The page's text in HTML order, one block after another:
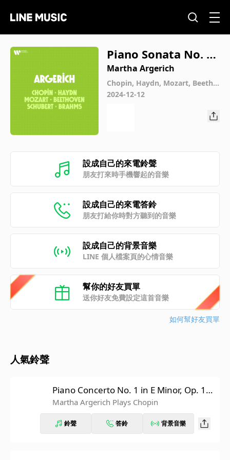
Piano Sonata No. 16
in C Major, K. 545 "S
emplice": I. Allegro
(Arr. Grieg for Two
Martha Argerich
Chopin, Haydn, Mozart, Beetho
ven, Schubert, Brahms
2024-12-12
設成自己的來電鈴聲
朋友打來時手機響起的音樂
設成自己的來電答鈴
朋友打給你時對方聽到的音樂
設成自己的背景音樂
LINE 個人檔案頁的心情音樂
幫你的好友買單
送你好友免費設定這首音樂
如何幫好友買單
人氣鈴聲
Piano Concerto No. 1 in E Minor, Op. 11:
III. Rondo. Vivace
Martha Argerich Plays Chopin
鈴聲 答鈴 背景音樂